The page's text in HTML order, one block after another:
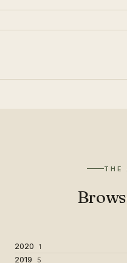
THE
2020 1
2019 5